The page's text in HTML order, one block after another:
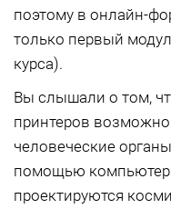
поэтому в онлайн-
только первый
курса).
Вы слышали о том,
принтеров
человеческие
помощью
проектируются